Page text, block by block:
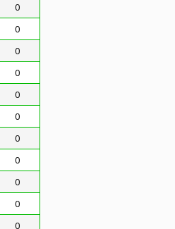
0
0
0
0
0
0
0
0
0
0
0